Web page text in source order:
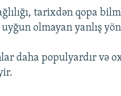
tarixdən qopa
olmayan yanlış
daha populyardır və